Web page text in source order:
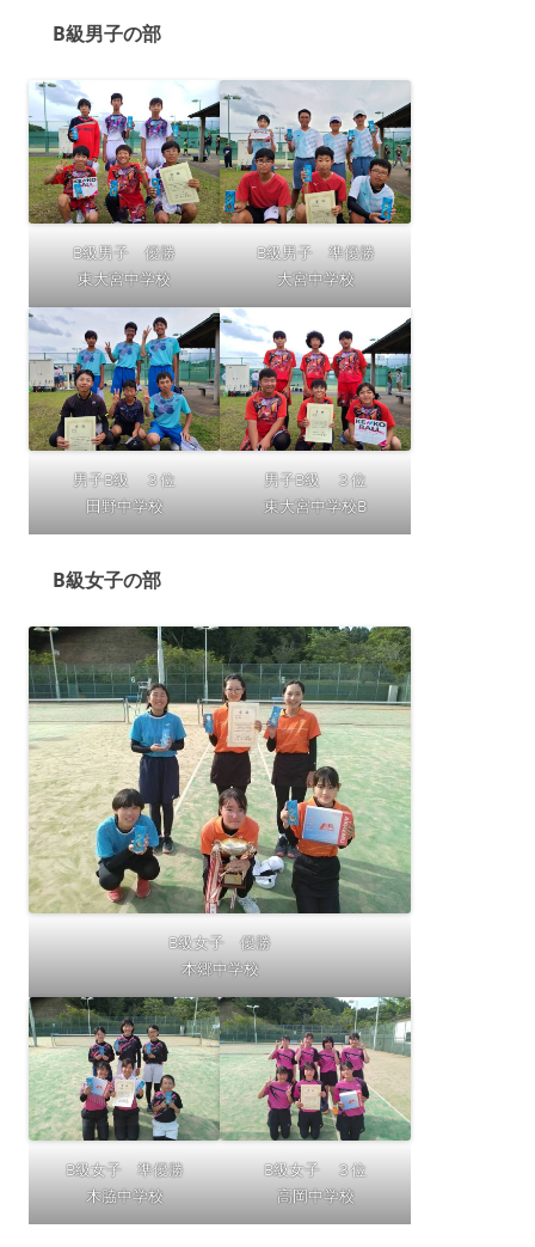
B級男子の部
B級男子 優勝
東大宮中学校
B級男子 準優勝
大宮中学校
男子B級 ３位
田野中学校
男子B級 ３位
東大宮中学校B
B級女子の部
B級女子 優勝
本郷中学校
B級女子 準優勝
木脇中学校
B級女子 ３位
高岡中学校